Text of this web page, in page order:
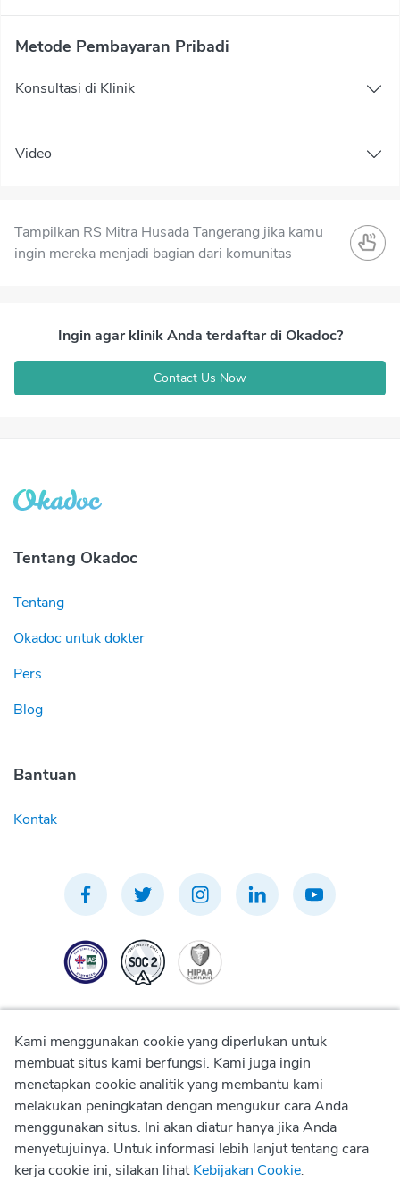
Metode Pembayaran Pribadi
Konsultasi di Klinik
Video
Tampilkan RS Mitra Husada Tangerang jika kamu
ingin mereka menjadi bagian dari komunitas
Ingin agar klinik Anda terdaftar di Okadoc?
Contact Us Now
Tentang Okadoc
Tentang
Okadoc untuk dokter
Pers
Blog
Bantuan
Kontak
Kebijakan Privasi
Kebijakan Penggunaan
Kami menggunakan cookie yang diperlukan untuk
membuat situs kami berfungsi. Kami juga ingin
menetapkan cookie analitik yang membantu kami
melakukan peningkatan dengan mengukur cara Anda
menggunakan situs. Ini akan diatur hanya jika Anda
menyetujuinya. Untuk informasi lebih lanjut tentang cara
kerja cookie ini, silakan lihat Kebijakan Cookie.